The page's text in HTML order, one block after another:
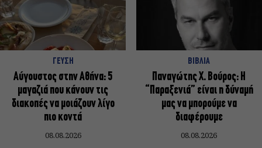
ΓΕΥΣΗ
Αύγουστος στην Αθήνα: 5
μαγαζιά που κάνουν τις
διακοπές να μοιάζουν λίγο
πιο κοντά
08.08.2026
ΒΙΒΛΙΑ
Παναγώτης Χ. Βούρος: Η
“Παραξενιά” είναι η δύναμή
μας να μπορούμε να
διαφέρουμε
08.08.2026